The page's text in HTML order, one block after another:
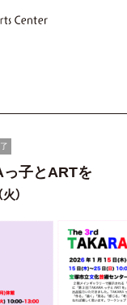
子とARTを
）